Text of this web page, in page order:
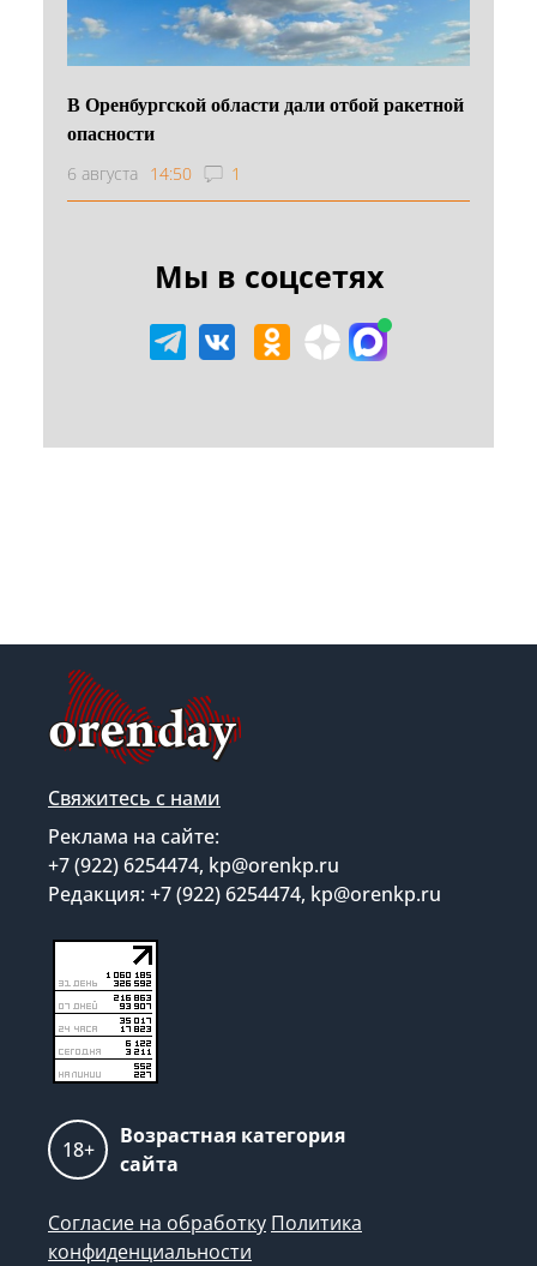
В Оренбургской области дали отбой ракетной
опасности
6 августа 14:50 1
Мы в соцсетях
Свяжитесь с нами
Реклама на сайте:
+7 (922) 6254474, kp@orenkp.ru
Редакция: +7 (922) 6254474, kp@orenkp.ru
18+
Возрастная категория
сайта
Согласие на обработку Политика
конфиденциальности